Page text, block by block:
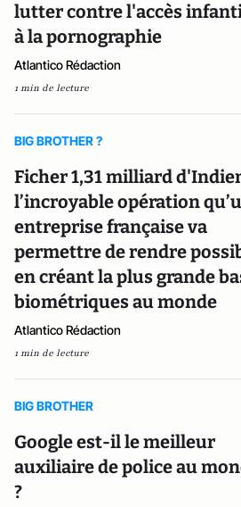
lutter contre l'accès
à la pornographie
Atlantico Rédaction
1 min de lecture
BIG BROTHER ?
Ficher 1,31 milliard
l’incroyable opération
entreprise française va
permettre de rendre
en créant la plus grande
biométriques au monde
Atlantico Rédaction
1 min de lecture
BIG BROTHER
Google est-il le meilleur
auxiliaire de police au
?